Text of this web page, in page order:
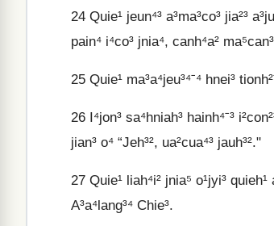
24 Quie¹ jeun⁴³ a³ma³co³ jia²³
pain⁴ i⁴co³ jnia⁴, canh⁴a²
25 Quie¹ ma³a⁴jeu³⁴ˉ⁴ hnei³
26 I⁴jon³ sa⁴hniah³ hainh⁴ˉ³
jian³ o⁴ “Jeh³², ua²cua⁴³ jauh³²."
27 Quie¹ liah⁴i² jnia⁵ o¹jyi³ quieh¹
A³a⁴lang³⁴ Chie³.